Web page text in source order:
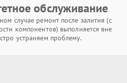
обслуживание
случае ремонт после залития (с
компонентов) выполняется вне
устраняем проблему.